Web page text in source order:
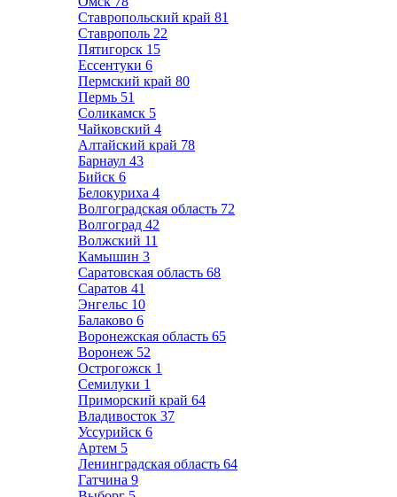
Ставропольский край 81
Ставрополь 22
Пятигорск 15
Ессентуки 6
Пермский край 80
Пермь 51
Соликамск 5
Чайковский 4
Алтайский край 78
Барнаул 43
Бийск 6
Белокуриха 4
Волгоградская область 72
Волгоград 42
Волжский 11
Камышин 3
Саратовская область 68
Саратов 41
Энгельс 10
Балаково 6
Воронежская область 65
Воронеж 52
Острогожск 1
Семилуки 1
Приморский край 64
Владивосток 37
Уссурийск 6
Артем 5
Ленинградская область 64
Гатчина 9